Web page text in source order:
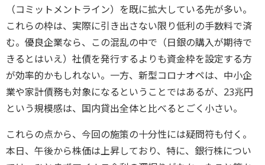
（コミットメントライン）を既に拡大している先が多い。
これらの枠は、実際に引き出さない限り低利の手数料で済
む。優良企業なら、この混乱の中で（日銀の購入が期待で
きるとはいえ）社債を発行するよりも資金枠を設定する方
が効率的かもしれない。一方、新型コロナオペは、中小企
業や家計債務も対象になるということではあるが、23兆円
という規模感は、国内貸出全体と比べるとごく小さい。
これらの点から、今回の施策の十分性には疑問符も付く。
本日、午後から株価は上昇しており、特に、銀行株につい